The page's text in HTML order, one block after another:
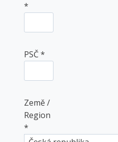
*
PSČ*
Země /
Region
*